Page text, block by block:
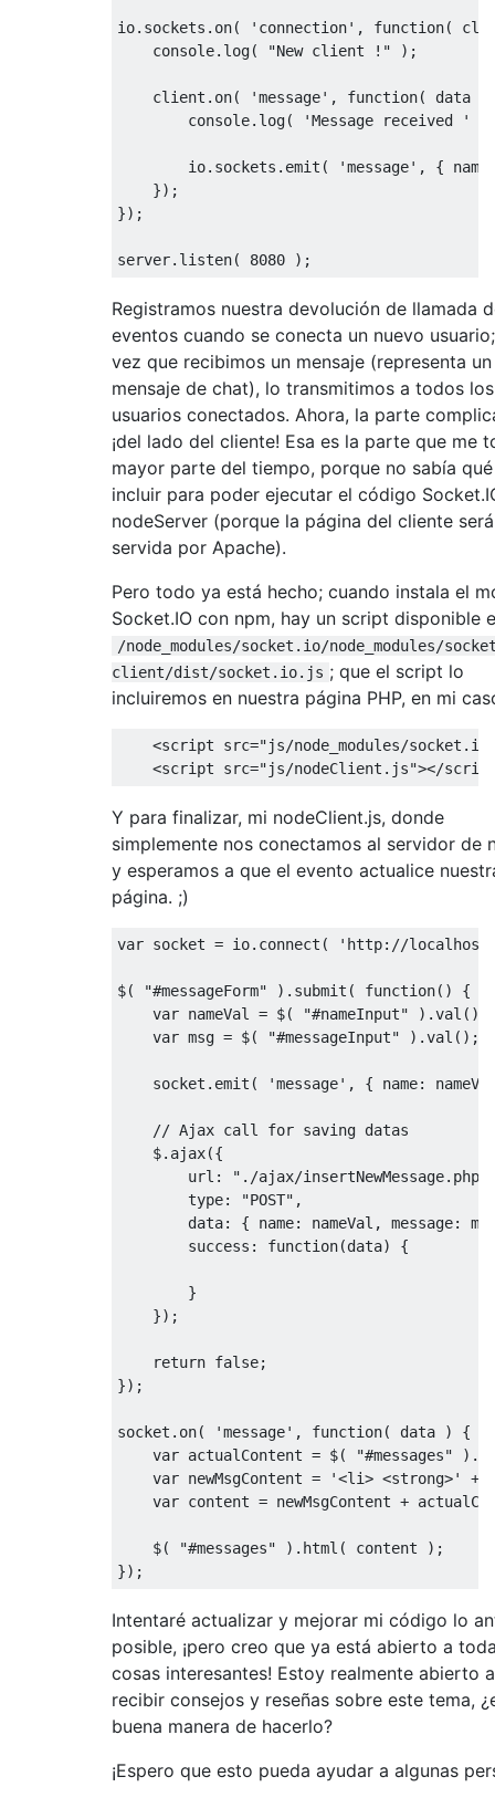
io. sockets . on( 'connection' , function(
    console
. log( "New client !" );
    client
. on( 'message' , function( data
        console
. log( 'Message received '
        io
. sockets . emit ( 'message' , { name
});
});
server. listen( 8080 );
Registramos nuestra devolución de llamada
eventos cuando se conecta un nuevo
vez que recibimos un mensaje (representa un
mensaje de chat), lo transmitimos a todos los
usuarios conectados. Ahora, la parte
¡del lado del cliente! Esa es la parte que me
mayor parte del tiempo, porque no sabía
incluir para poder ejecutar el código
nodeServer (porque la página del cliente será
servida por Apache).
Pero todo ya está hecho; cuando instala el
Socket.IO con npm, hay un script disponible
/node_modules/socket.io/node_modules/
client/dist/socket.io.js ; que el script lo
incluiremos en nuestra página PHP, en mi
<script src="js/node_modules/
<script
src="js/nodeClient.js"></
Y para finalizar, mi nodeClient.js, donde
simplemente nos conectamos al servidor de
y esperamos a que el evento actualice
página. ;)
var socket = io. connect ( 'http://
$( "#messageForm" ). submit ( function()
{
var nameVal = $( "#nameInput" ).val ();
var msg = $( "#messageInput" ).val ();
    socket
. emit ( 'message' , { name:
// Ajax call for saving datas
    $
. ajax({
        url
: "./ajax/insertNewMessage.php"
        type
: "POST" ,
        data
: { name: nameVal , message:
        success
: function(data) {
}
});
return false;
});
socket . on( 'message' , function( data )
{
var actualContent = $( "#messages" ).
var newMsgContent = '<li> <strong>' +
var content = newMsgContent +
    $
( "#messages" ). html ( content
);
});
Intentaré actualizar y mejorar mi código lo
posible, ¡pero creo que ya está abierto a
cosas interesantes! Estoy realmente abierto a
recibir consejos y reseñas sobre este tema,
buena manera de hacerlo?
¡Espero que esto pueda ayudar a algunas